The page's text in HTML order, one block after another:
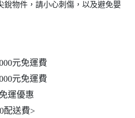
物件，請小心刺傷，以及避免嬰
元免運費
元免運費
運優惠
配送費>